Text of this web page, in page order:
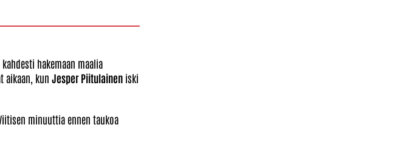
hakemaan maalia
aikaan, kun Jesper Piitulainen iski
minuuttia ennen taukoa